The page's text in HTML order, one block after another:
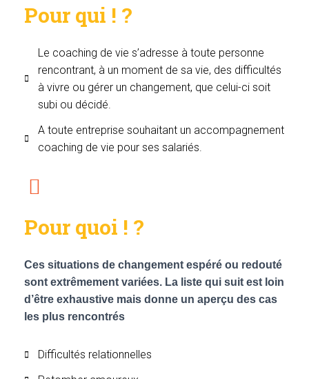
Pour qui ! ?
Le coaching de vie s’adresse à toute personne
rencontrant, à un moment de sa vie, des difficultés
à vivre ou gérer un changement, que celui-ci soit
subi ou décidé.
A toute entreprise souhaitant un accompagnement
coaching de vie pour ses salariés.
Pour quoi ! ?
Ces situations de changement espéré ou redouté
sont extrêmement variées. La liste qui suit est loin
d’être exhaustive mais donne un aperçu des cas
les plus rencontrés
Difficultés relationnelles